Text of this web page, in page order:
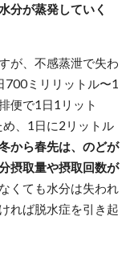
分が蒸発していく
が、不感蒸泄で失わ
700ミリリットル〜1
便で1日1リット
、1日に2リットル
から春先は、のどが
摂取量や摂取回数が
くても水分は失われ
れば脱水症を引き起